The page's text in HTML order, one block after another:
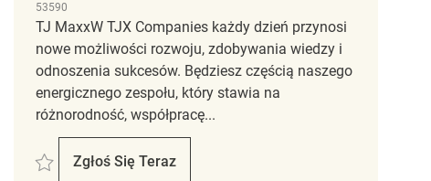
53590
TJ MaxxW TJX Companies każdy dzień przynosi
nowe możliwości rozwoju, zdobywania wiedzy i
odnoszenia sukcesów. Będziesz częścią naszego
energicznego zespołu, który stawia na
różnorodność, współpracę...
Zapisać Merchandising Department Supervisor REQ133401
Zgłoś Się Teraz
Merchandising Department Supervisor